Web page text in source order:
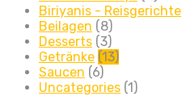
Biriyanis - Reisgerichte
Beilagen (8)
Desserts (3)
Getränke (13)
Saucen (6)
Uncategories (1)